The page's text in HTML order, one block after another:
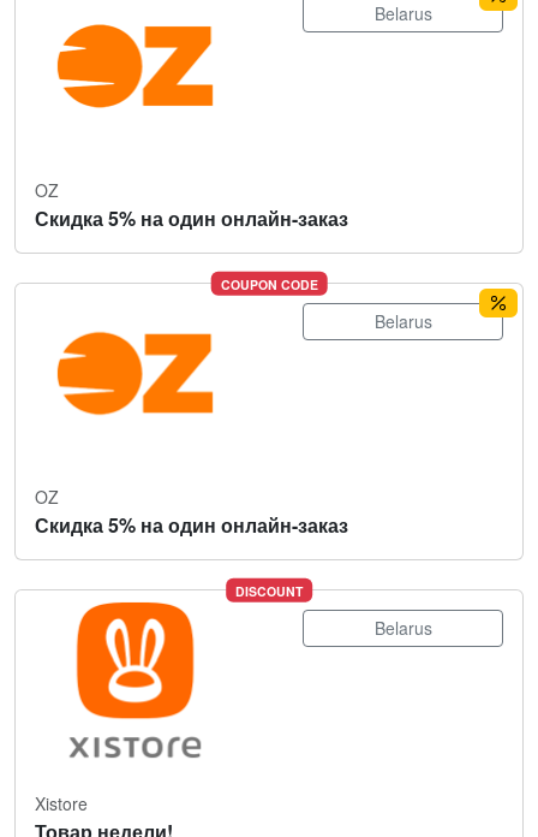
Belarus
OZ
Скидка 5% на один онлайн-заказ
COUPON CODE
Belarus
OZ
Скидка 5% на один онлайн-заказ
DISCOUNT
Belarus
Xistore